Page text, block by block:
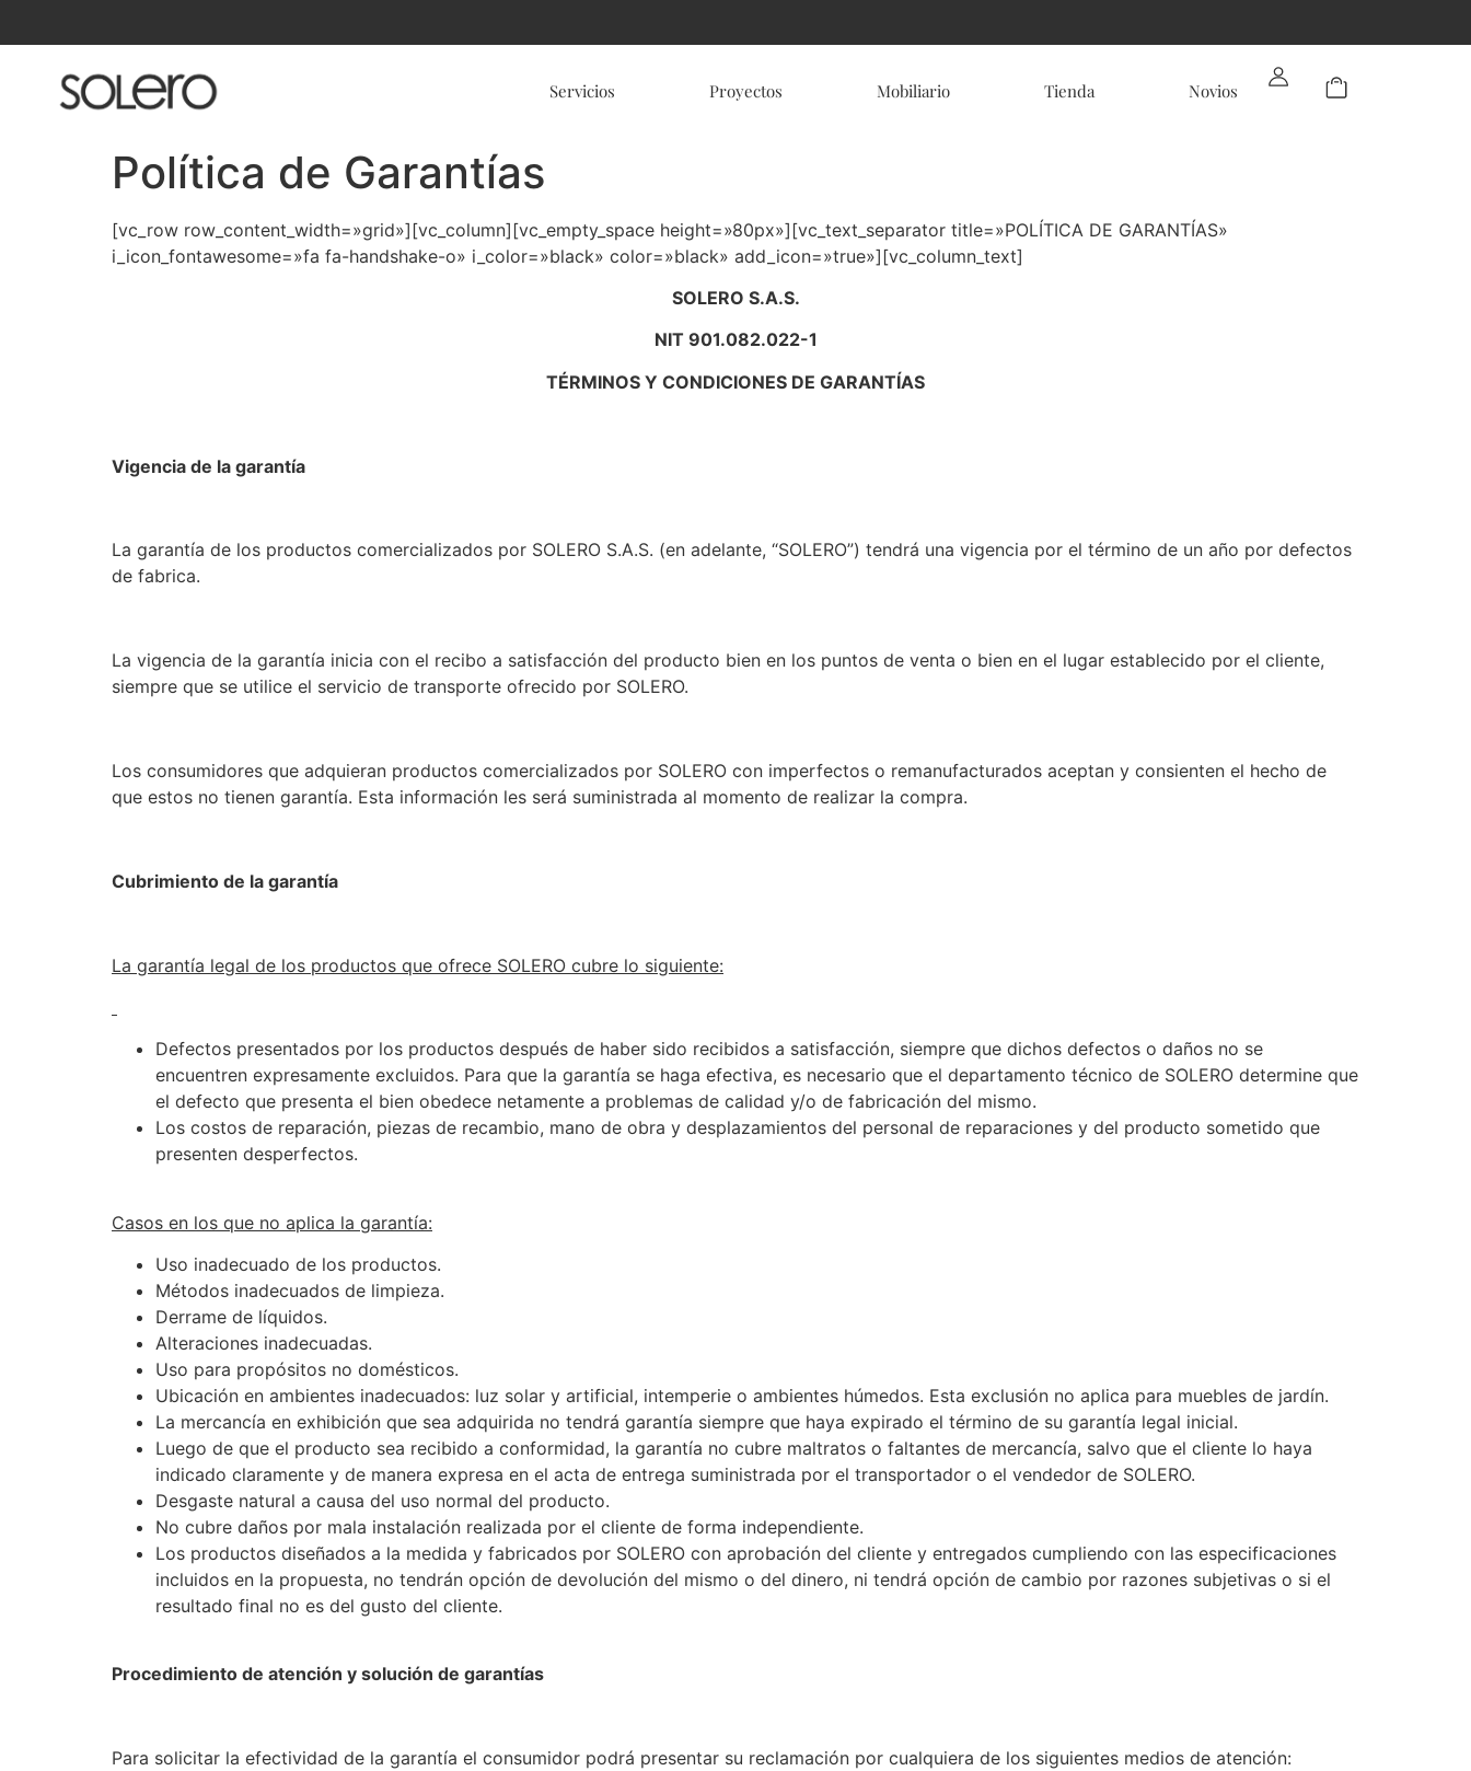
Servicios Proyectos Mobiliario Tienda Novios
Política de Garantías
[vc_row row_content_width=»grid»][vc_column][vc_empty_space height=»80px»][vc_text_separator title=»POLÍTICA DE GARANTÍAS»
i_icon_fontawesome=»fa fa-handshake-o» i_color=»black» color=»black» add_icon=»true»][vc_column_text]
SOLERO S.A.S.
NIT 901.082.022-1
TÉRMINOS Y CONDICIONES DE GARANTÍAS
Vigencia de la garantía
La garantía de los productos comercializados por SOLERO S.A.S. (en adelante, “SOLERO”) tendrá una vigencia por el término de un año por defectos
de fabrica.
La vigencia de la garantía inicia con el recibo a satisfacción del producto bien en los puntos de venta o bien en el lugar establecido por el cliente,
siempre que se utilice el servicio de transporte ofrecido por SOLERO.
Los consumidores que adquieran productos comercializados por SOLERO con imperfectos o remanufacturados aceptan y consienten el hecho de
que estos no tienen garantía. Esta información les será suministrada al momento de realizar la compra.
Cubrimiento de la garantía
La garantía legal de los productos que ofrece SOLERO cubre lo siguiente:
Defectos presentados por los productos después de haber sido recibidos a satisfacción, siempre que dichos defectos o daños no se
encuentren expresamente excluidos. Para que la garantía se haga efectiva, es necesario que el departamento técnico de SOLERO determine que
el defecto que presenta el bien obedece netamente a problemas de calidad y/o de fabricación del mismo.
Los costos de reparación, piezas de recambio, mano de obra y desplazamientos del personal de reparaciones y del producto sometido que
presenten desperfectos.
Casos en los que no aplica la garantía:
Uso inadecuado de los productos.
Métodos inadecuados de limpieza.
Derrame de líquidos.
Alteraciones inadecuadas.
Uso para propósitos no domésticos.
Ubicación en ambientes inadecuados: luz solar y artificial, intemperie o ambientes húmedos. Esta exclusión no aplica para muebles de jardín.
La mercancía en exhibición que sea adquirida no tendrá garantía siempre que haya expirado el término de su garantía legal inicial.
Luego de que el producto sea recibido a conformidad, la garantía no cubre maltratos o faltantes de mercancía, salvo que el cliente lo haya
indicado claramente y de manera expresa en el acta de entrega suministrada por el transportador o el vendedor de SOLERO.
Desgaste natural a causa del uso normal del producto.
No cubre daños por mala instalación realizada por el cliente de forma independiente.
Los productos diseñados a la medida y fabricados por SOLERO con aprobación del cliente y entregados cumpliendo con las especificaciones
incluidos en la propuesta, no tendrán opción de devolución del mismo o del dinero, ni tendrá opción de cambio por razones subjetivas o si el
resultado final no es del gusto del cliente.
Procedimiento de atención y solución de garantías
Para solicitar la efectividad de la garantía el consumidor podrá presentar su reclamación por cualquiera de los siguientes medios de atención: